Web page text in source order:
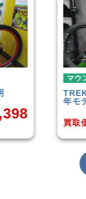
DISC 2020-